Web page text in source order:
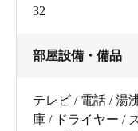
32
部屋設備・備品
テレビ / 電話 / 湯
庫 / ドライヤー /